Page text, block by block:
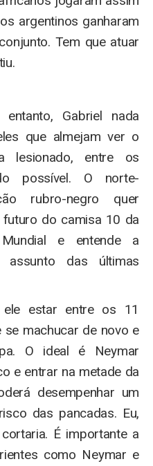
argentinos ganharam
Tem que atuar
Gabriel nada
que almejam ver o
lesionado, entre os
possível. O norte-
rubro-negro quer
do camisa 10 da
e entende a
assunto das últimas
estar entre os 11
machucar de novo e
O ideal é Neymar
e entrar na metade da
desempenhar um
das pancadas. Eu,
É importante a
como Neymar e